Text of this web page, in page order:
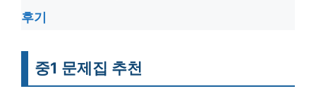
후기
중1 문제집 추천